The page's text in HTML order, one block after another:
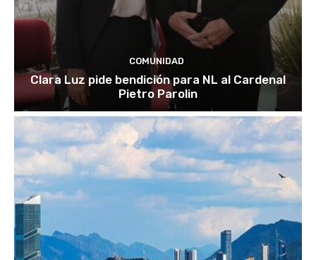
COMUNIDAD
Clara Luz pide bendición para NL al Cardenal
Pietro Parolin